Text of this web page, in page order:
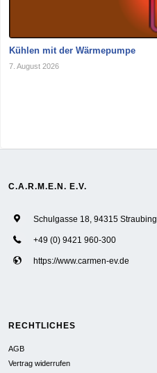
Kühlen mit der Wärmepumpe
7. August 2026
C.A.R.M.E.N. E.V.
Schulgasse 18, 94315 Straubing
+49 (0) 9421 960-300
https://www.carmen-ev.de
RECHTLICHES
AGB
Vertrag widerrufen